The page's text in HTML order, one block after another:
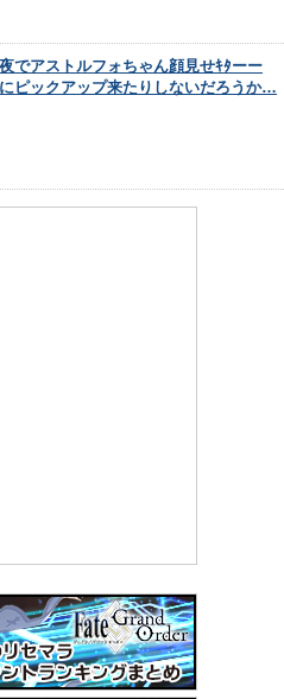
でアストルフォちゃん顔見せｷﾀーー
ピックアップ来たりしないだろうか…